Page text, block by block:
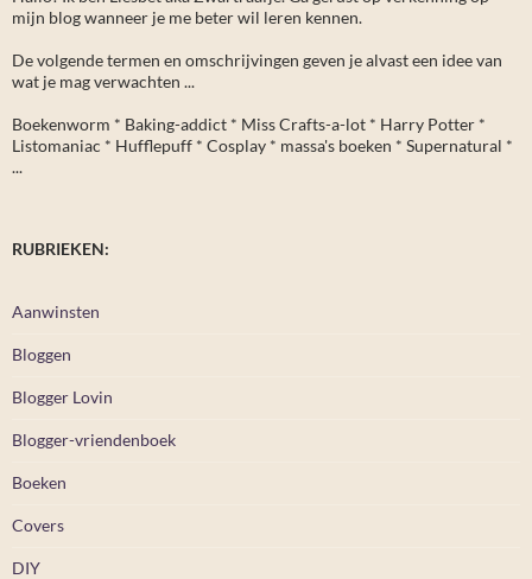
mijn blog wanneer je me beter wil leren kennen.
De volgende termen en omschrijvingen geven je alvast een idee van
wat je mag verwachten ...
Boekenworm * Baking-addict * Miss Crafts-a-lot * Harry Potter *
Listomaniac * Hufflepuff * Cosplay * massa's boeken * Supernatural *
...
RUBRIEKEN:
Aanwinsten
Bloggen
Blogger Lovin
Blogger-vriendenboek
Boeken
Covers
DIY